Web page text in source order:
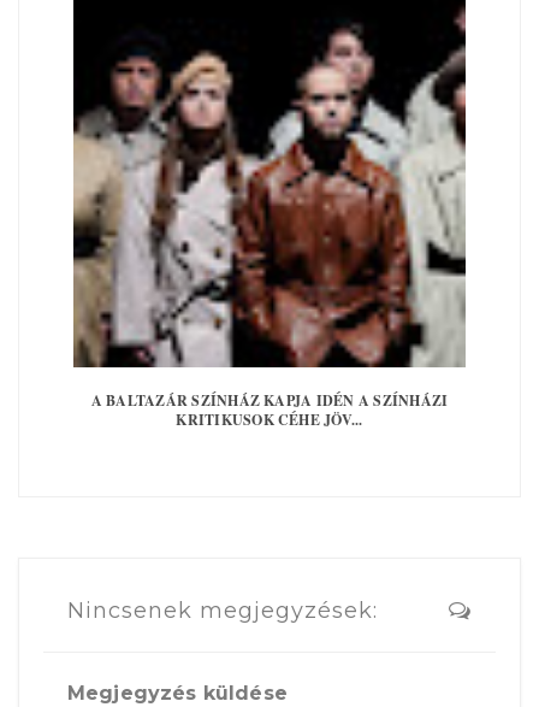
A BALTAZÁR SZÍNHÁZ KAPJA IDÉN A SZÍNHÁZI
KRITIKUSOK CÉHE JÖV...
Nincsenek megjegyzések:
Megjegyzés küldése